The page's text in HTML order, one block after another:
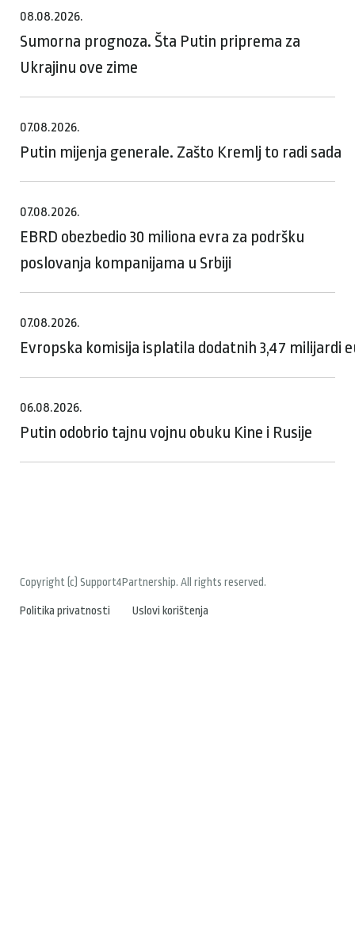
08.08.2026.
Sumorna prognoza. Šta Putin priprema za
Ukrajinu ove zime
07.08.2026.
Putin mijenja generale. Zašto Kremlj to radi sada
07.08.2026.
EBRD obezbedio 30 miliona evra za podršku
poslovanja kompanijama u Srbiji
07.08.2026.
Evropska komisija isplatila dodatnih 3,47 milijardi
06.08.2026.
Putin odobrio tajnu vojnu obuku Kine i Rusije
Copyright (c) Support4Partnership. All rights reserved.
Politika privatnosti Uslovi korištenja